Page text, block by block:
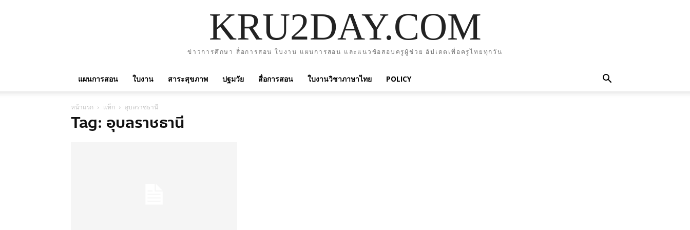
KRU2DAY.COM
ข่าวการศึกษา สื่อการสอน ใบงาน แผนการสอน และแนวข้อสอบครูผู้ช่วย อัปเดตเพื่อครูไทยทุกวัน
แผนการสอน ใบงาน สาระสุขภาพ ปฐมวัย สื่อการสอน ใบงานวิชาภาษาไทย POLICY
หน้าแรก แท็ก อุบลราชธานี
Tag: อุบลราชธานี